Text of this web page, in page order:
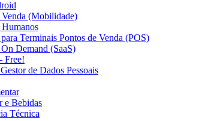
(Mobilidade)
Humanos
Terminais Pontos de Venda (POS)
Demand (SaaS)
Free!
de Dados Pessoais
e Bebidas
Técnica